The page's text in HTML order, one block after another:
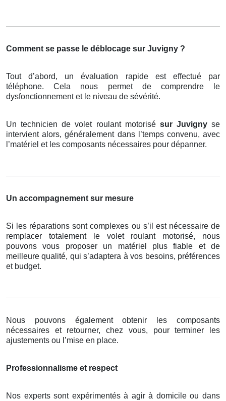
Comment se passe le déblocage sur Juvigny ?
Tout d’abord, un évaluation rapide est effectué par
téléphone. Cela nous permet de comprendre le
dysfonctionnement et le niveau de sévérité.
Un technicien de volet roulant motorisé sur Juvigny se
intervient alors, généralement dans l’temps convenu, avec
l’matériel et les composants nécessaires pour dépanner.
Un accompagnement sur mesure
Si les réparations sont complexes ou s’il est nécessaire de
remplacer totalement le volet roulant motorisé, nous
pouvons vous proposer un matériel plus fiable et de
meilleure qualité, qui s’adaptera à vos besoins, préférences
et budget.
Nous pouvons également obtenir les composants
nécessaires et retourner, chez vous, pour terminer les
ajustements ou l’mise en place.
Professionnalisme et respect
Nos experts sont expérimentés à agir à domicile ou dans